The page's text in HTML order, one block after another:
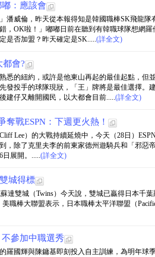
：應該會
潘威倫，昨天從本報得知是韓國職棒SK飛龍
，OK啦！」嘟嘟日前在聽到有韓職球隊想網
是否加盟？昨天確定是SK.....(詳全文)
都會?
悉的紐約，或許是他東山再起的最佳起點，但
發投手的球隊現狀，「王」牌將是最佳選擇。
建仔又離開國民，以大都會目前.....(詳全文)
奪戰ESPN：下週更火熱！
Lee）的大戰持續延燒中，今天（28日）
，除了克里夫李的前東家德州遊騎兵和「邪惡
日展開。.....(詳全文)
城得標
達雙城（Twins）今天說，雙城已贏得日本千葉
美職棒大聯盟表示，日本職棒太平洋聯盟（
參加中職選秀
羅國輝與陳鏞基即刻投入自主訓練，為明年球